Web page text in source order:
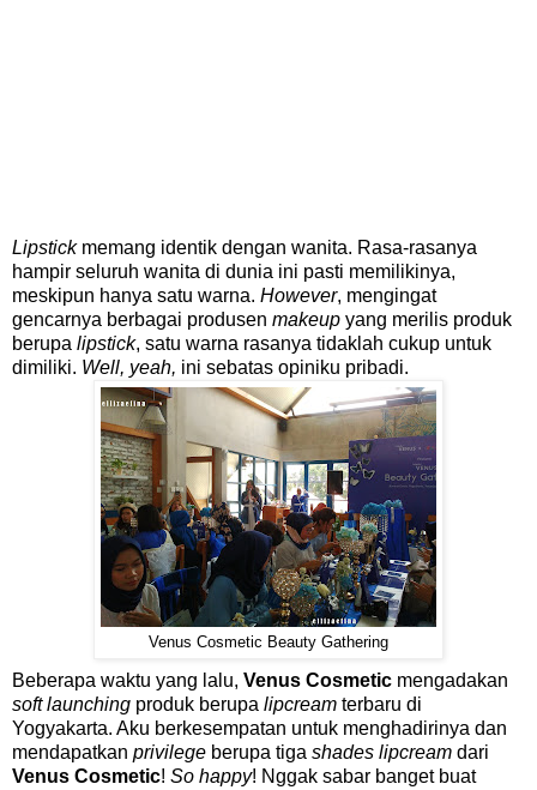
Lipstick memang identik dengan wanita. Rasa-rasanya
hampir seluruh wanita di dunia ini pasti memilikinya,
meskipun hanya satu warna. However, mengingat
gencarnya berbagai produsen makeup yang merilis produk
berupa lipstick, satu warna rasanya tidaklah cukup untuk
dimiliki. Well, yeah, ini sebatas opiniku pribadi.
Venus Cosmetic Beauty Gathering
Beberapa waktu yang lalu, Venus Cosmetic mengadakan
soft launching produk berupa lipcream terbaru di
Yogyakarta. Aku berkesempatan untuk menghadirinya dan
mendapatkan privilege berupa tiga shades lipcream dari
Venus Cosmetic! So happy! Nggak sabar banget buat